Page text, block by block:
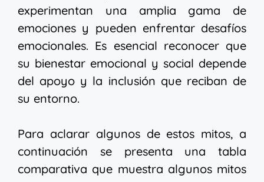
experimentan una amplia gama de
emociones y pueden enfrentar desafíos
emocionales. Es esencial reconocer que
su bienestar emocional y social depende
del apoyo y la inclusión que reciban de
su entorno.
Para aclarar algunos de estos mitos, a
continuación se presenta una tabla
comparativa que muestra algunos mitos